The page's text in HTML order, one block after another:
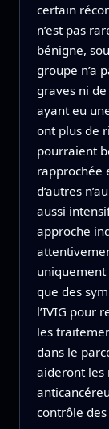
certain
n’est pas
bénigne,
groupe n’a
graves ni
ayant eu
ont plus de
pourraient
rapprochée
d’autres
aussi
approche
que des
l’IVIG pour
les
dans le
aideront les
contrôle